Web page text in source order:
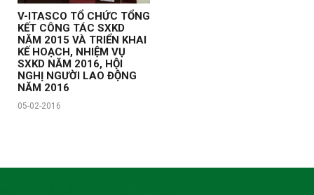
V-ITASCO TỔ CHỨC TỔNG
KẾT CÔNG TÁC SXKD
NĂM 2015 VÀ TRIỂN KHAI
KẾ HOẠCH, NHIỆM VỤ
SXKD NĂM 2016, HỘI
NGHỊ NGƯỜI LAO ĐỘNG
NĂM 2016
05-02-2016